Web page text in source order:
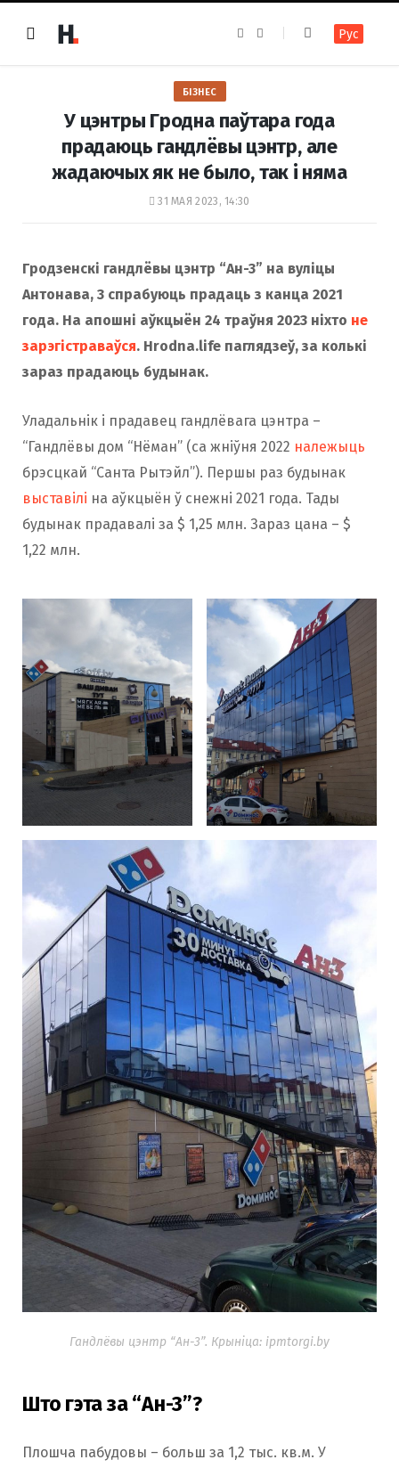
e
k
t
a
m
Рус
БІЗНЕС
У цэнтры Гродна паўтара года
прадаюць гандлёвы цэнтр, але
жадаючых як не было, так і няма
31 МАЯ 2023, 14:30
Гродзенскі гандлёвы цэнтр “Ан-3” на вуліцы
Антонава, 3 спрабуюць прадаць з канца 2021
года. На апошні аўкцыён 24 траўня 2023 ніхто не
зарэгістраваўся. Hrodna.life паглядзеў, за колькі
зараз прадаюць будынак.
Уладальнік і прадавец гандлёвага цэнтра –
“Гандлёвы дом “Нёман” (са жніўня 2022 належыць
брэсцкай “Санта Рытэйл”). Першы раз будынак
выставілі на аўкцыён ў снежні 2021 года. Тады
будынак прадавалі за $ 1,25 млн. Зараз цана – $
1,22 млн.
Гандлёвы цэнтр “Ан-3”. Крыніца: ipmtorgi.by
Што гэта за “Ан-3”?
Плошча пабудовы – больш за 1,2 тыс. кв.м. У